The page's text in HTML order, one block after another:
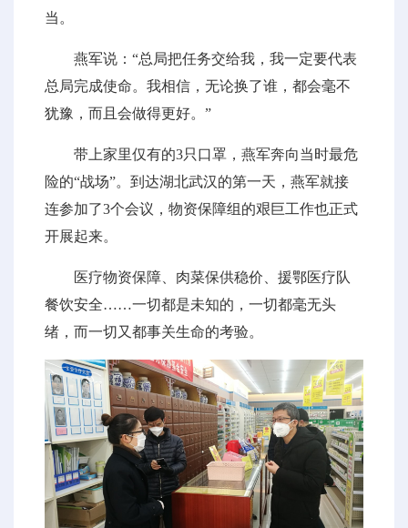
当。
燕军说：“总局把任务交给我，我一定要代表
总局完成使命。我相信，无论换了谁，都会毫不
犹豫，而且会做得更好。”
带上家里仅有的3只口罩，燕军奔向当时最危
险的“战场”。到达湖北武汉的第一天，燕军就接
连参加了3个会议，物资保障组的艰巨工作也正式
开展起来。
医疗物资保障、肉菜保供稳价、援鄂医疗队
餐饮安全……一切都是未知的，一切都毫无头
绪，而一切又都事关生命的考验。